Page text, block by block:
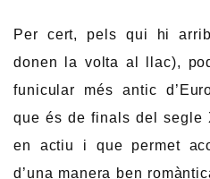
Per cert, pels qui hi
donen la volta al llac),
funicular més antic
que és de finals del segle
en actiu i que permet
d’una manera ben